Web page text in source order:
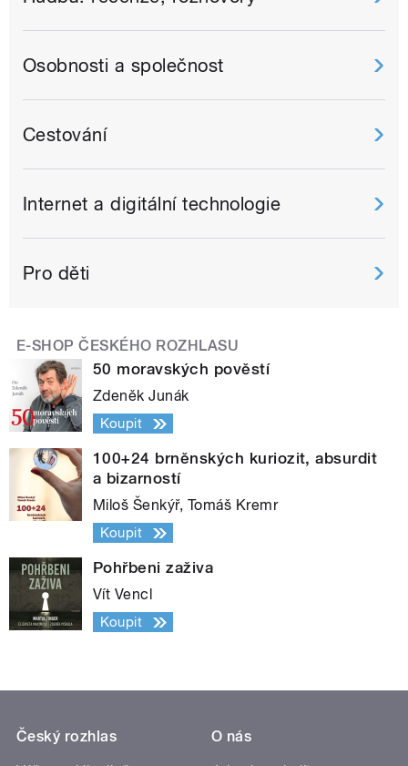
Osobnosti a společnost
Cestování
Internet a digitální technologie
Pro děti
E-SHOP ČESKÉHO ROZHLASU
50 moravských pověstí
Zdeněk Junák
Koupit
100+24 brněnských kuriozit, absurdit
a bizarností
Miloš Šenkýř, Tomáš Kremr
Koupit
Pohřbeni zaživa
Vít Vencl
Koupit
Český rozhlas
O nás